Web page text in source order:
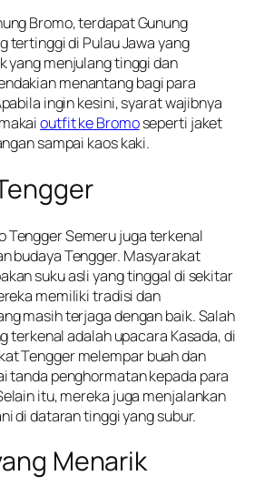
Bromo, terdapat Gunung
tertinggi di Pulau Jawa yang
yang menjulang tinggi dan
menantang bagi para
ingin kesini, syarat wajibnya
outfit ke Bromoseperti jaket
sampai kaos kaki.
Tengger Semeru juga terkenal
budaya Tengger. Masyarakat
suku asli yang tinggal di sekitar
memiliki tradisi dan
masih terjaga dengan baik. Salah
terkenal adalah upacara Kasada, di
Tengger melempar buah dan
tanda penghormatan kepada para
itu, mereka juga menjalankan
di dataran tinggi yang subur.
Menarik